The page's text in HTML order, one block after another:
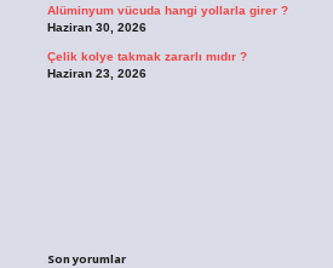
Alüminyum vücuda hangi yollarla girer ?
Haziran 30, 2026
Çelik kolye takmak zararlı mıdır ?
Haziran 23, 2026
Son yorumlar